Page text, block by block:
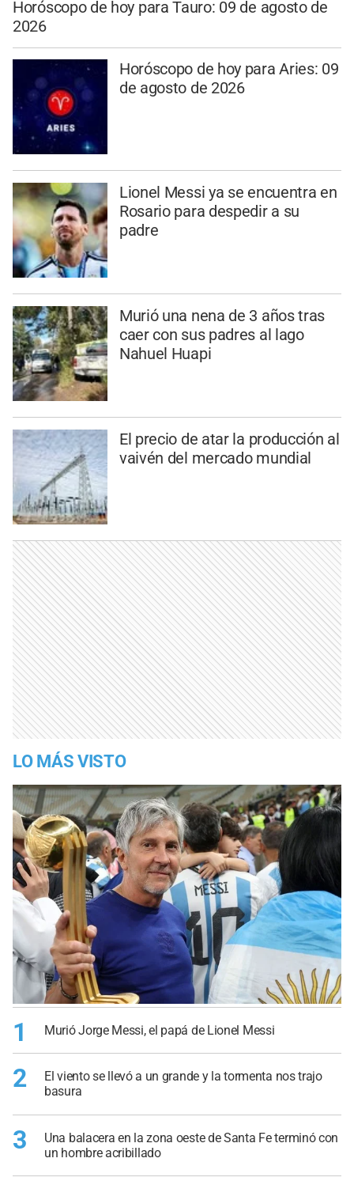
Horóscopo de hoy para Tauro: 09 de agosto de
2026
Horóscopo de hoy para Aries: 09
de agosto de 2026
Lionel Messi ya se encuentra en
Rosario para despedir a su
padre
Murió una nena de 3 años tras
caer con sus padres al lago
Nahuel Huapi
El precio de atar la producción al
vaivén del mercado mundial
LO MÁS VISTO
1 Murió Jorge Messi, el papá de Lionel Messi
2
El viento se llevó a un grande y la tormenta nos trajo
basura
3
Una balacera en la zona oeste de Santa Fe terminó con
un hombre acribillado